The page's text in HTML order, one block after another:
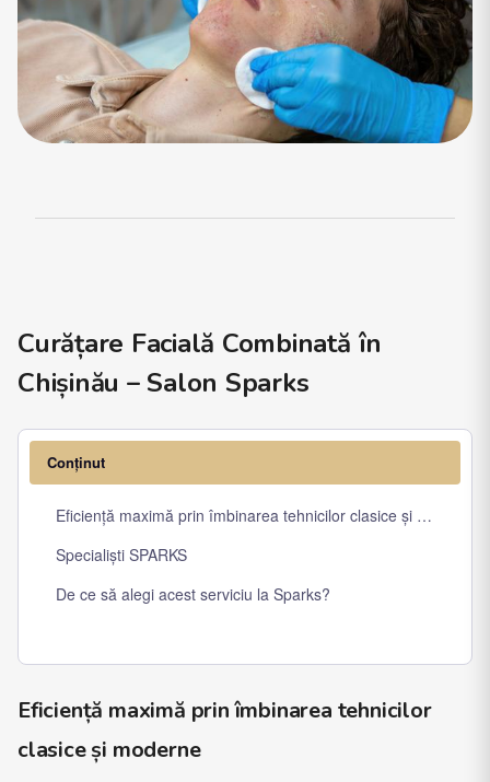
Curățare Facială Combinată în
Chișinău – Salon Sparks
Conținut
Eficiență maximă prin îmbinarea tehnicilor clasice și moderne
Specialiști SPARKS
De ce să alegi acest serviciu la Sparks?
Eficiență maximă prin îmbinarea tehnicilor
clasice și moderne